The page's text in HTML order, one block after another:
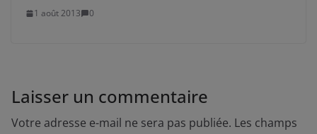
1 août 2013 0
Laisser un commentaire
Votre adresse e-mail ne sera pas publiée. Les champs